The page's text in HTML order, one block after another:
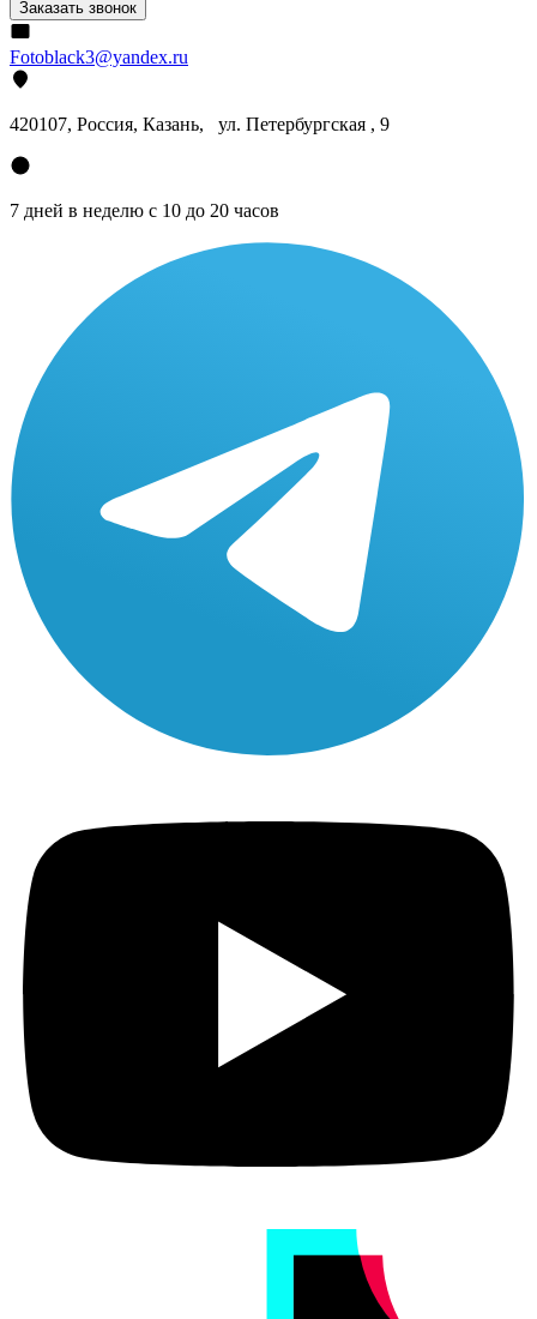
Заказать звонок
Fotoblack3@yandex.ru
420107, Россия, Казань, ул. Петербургская , 9
7 дней в неделю с 10 до 20 часов